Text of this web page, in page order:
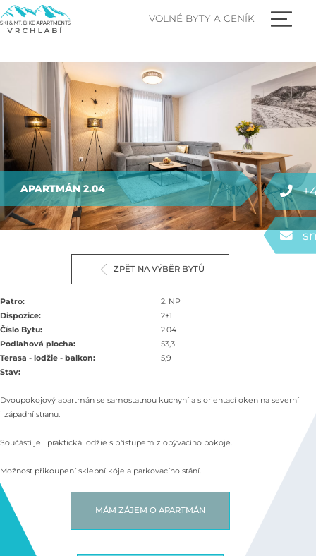
VOLNÉ BYTY A CENÍK
APARTMÁN 2.04
ZPĚT NA VÝBĚR BYTŮ
Patro:
2. NP
Dispozice:
2+1
Číslo Bytu:
2.04
Podlahová plocha:
53,3
Terasa - lodžie - balkon:
5,9
Stav:
Dvoupokojový apartmán se samostatnou kuchyní a s orientací oken na severní
i západní stranu.
Součástí je i praktická lodžie s přístupem z obývacího pokoje.
Možnost přikoupení sklepní kóje a parkovacího stání.
MÁM ZÁJEM O APARTMÁN